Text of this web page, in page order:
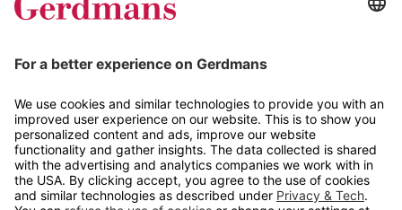
Tips og guider
Kontakt
info@gerdmans.no
67 80 56 20
Åpningstid